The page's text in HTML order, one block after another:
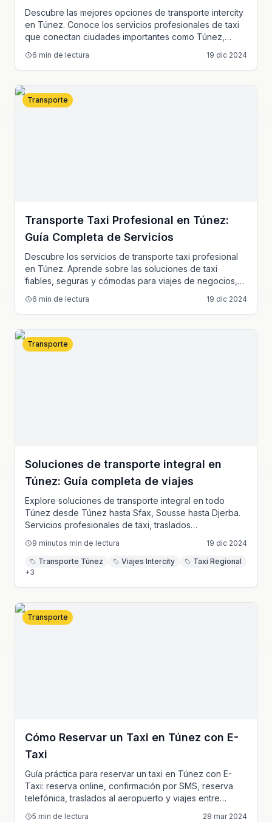
Descubre las mejores opciones de transporte intercity
en Túnez. Conoce los servicios profesionales de taxi
que conectan ciudades importantes como Túnez,
confiables, cómodas y seguras.
6 min de lectura 19 dic 2024
Transporte
Transporte Taxi Profesional en Túnez:
Guía Completa de Servicios
Descubre los servicios de transporte taxi profesional
en Túnez. Aprende sobre las soluciones de taxi
fiables, seguras y cómodas para viajes de negocios,
de las ciudades tunecinas.
6 min de lectura 19 dic 2024
Transporte
Soluciones de transporte integral en
Túnez: Guía completa de viajes
Explore soluciones de transporte integral en todo
Túnez desde Túnez hasta Sfax, Sousse hasta Djerba.
Servicios profesionales de taxi, traslados
cubriendo todas las principales ciudades y regiones
tunecinas.
9 minutos min de lectura
19 dic 2024
Transporte Túnez
Viajes Intercity
Taxi Regional
+3
Transporte
Cómo Reservar un Taxi en Túnez con E-
Taxi
Guía práctica para reservar un taxi en Túnez con E-
Taxi: reserva online, confirmación por SMS, reserva
telefónica, traslados al aeropuerto y viajes entre
5 min de lectura 28 mar 2024